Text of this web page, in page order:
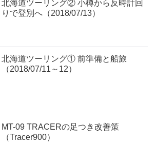
北海道ツーリング② 小樽から反時計回
りで登別へ（2018/07/13）
北海道ツーリング① 前準備と船旅
（2018/07/11～12）
MT-09 TRACERの足つき改善策
（Tracer900）